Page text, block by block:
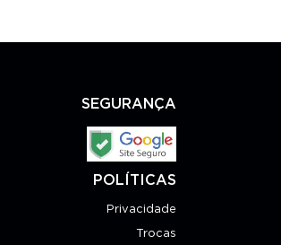
SEGURANÇA
POLÍTICAS
Privacidade
Trocas